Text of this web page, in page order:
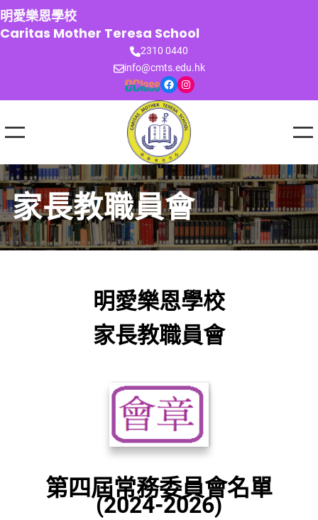
跳
至
主
明愛樂恩學校
Caritas Mother Teresa School
2310 0440
info@cmts.edu.hk
Facebook Instagram
家長教職員會
明愛樂恩學校
家長教職員會
第四屆常務委員會名單
(2024-2026)